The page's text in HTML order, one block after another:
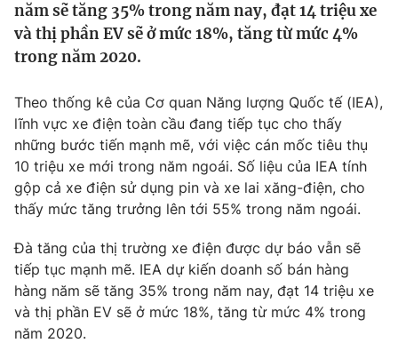
Thế giới
Tin tức
Thế giới đó đây
Câu chuyện quốc tế
Tài chính
Thị trường
Góc doanh nghiệp
Dữ liệu và đời sống
Truyền hình
Phim VTV
Hậu trường
Nhân vật
Khán giả
Điện ảnh
Âm nhạc
Sao
Đời sống
Du lịch
Giáo dục
năm sẽ tăng 35% trong năm nay, đạt 14 triệu xe
và thị phần EV sẽ ở mức 18%, tăng từ mức 4%
trong năm 2020.
Theo thống kê của Cơ quan Năng lượng Quốc tế (IEA),
lĩnh vực xe điện toàn cầu đang tiếp tục cho thấy
những bước tiến mạnh mẽ, với việc cán mốc tiêu thụ
10 triệu xe mới trong năm ngoái. Số liệu của IEA tính
gộp cả xe điện sử dụng pin và xe lai xăng-điện, cho
thấy mức tăng trưởng lên tới 55% trong năm ngoái.
Đà tăng của thị trường xe điện được dự báo vẫn sẽ
tiếp tục mạnh mẽ. IEA dự kiến doanh số bán hàng
hàng năm sẽ tăng 35% trong năm nay, đạt 14 triệu xe
và thị phần EV sẽ ở mức 18%, tăng từ mức 4% trong
năm 2020.